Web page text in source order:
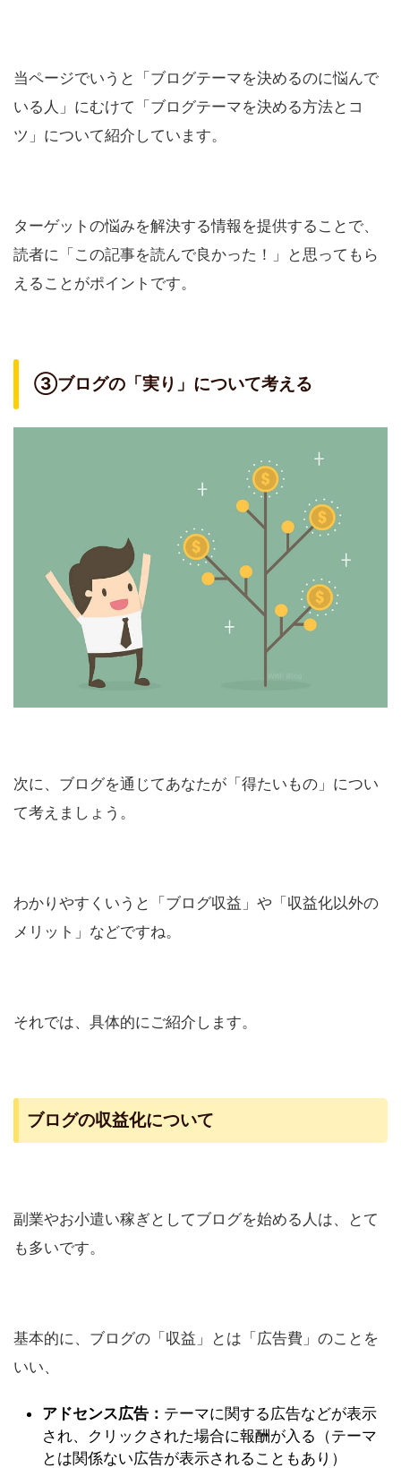
当ページでいうと「ブログテーマを決めるのに悩んで
いる人」にむけて「ブログテーマを決める方法とコ
ツ」について紹介しています。
ターゲットの悩みを解決する情報を提供することで、
読者に「この記事を読んで良かった！」と思ってもら
えることがポイントです。
③ブログの「実り」について考える
次に、ブログを通じてあなたが「得たいもの」につい
て考えましょう。
わかりやすくいうと「ブログ収益」や「収益化以外の
メリット」などですね。
それでは、具体的にご紹介します。
ブログの収益化について
副業やお小遣い稼ぎとしてブログを始める人は、とて
も多いです。
基本的に、ブログの「収益」とは「広告費」のことを
いい、
アドセンス広告： テーマに関する広告などが表示
され、クリックされた場合に報酬が入る（テーマ
とは関係ない広告が表示されることもあり）